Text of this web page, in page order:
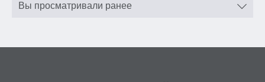
Вы просматривали ранее